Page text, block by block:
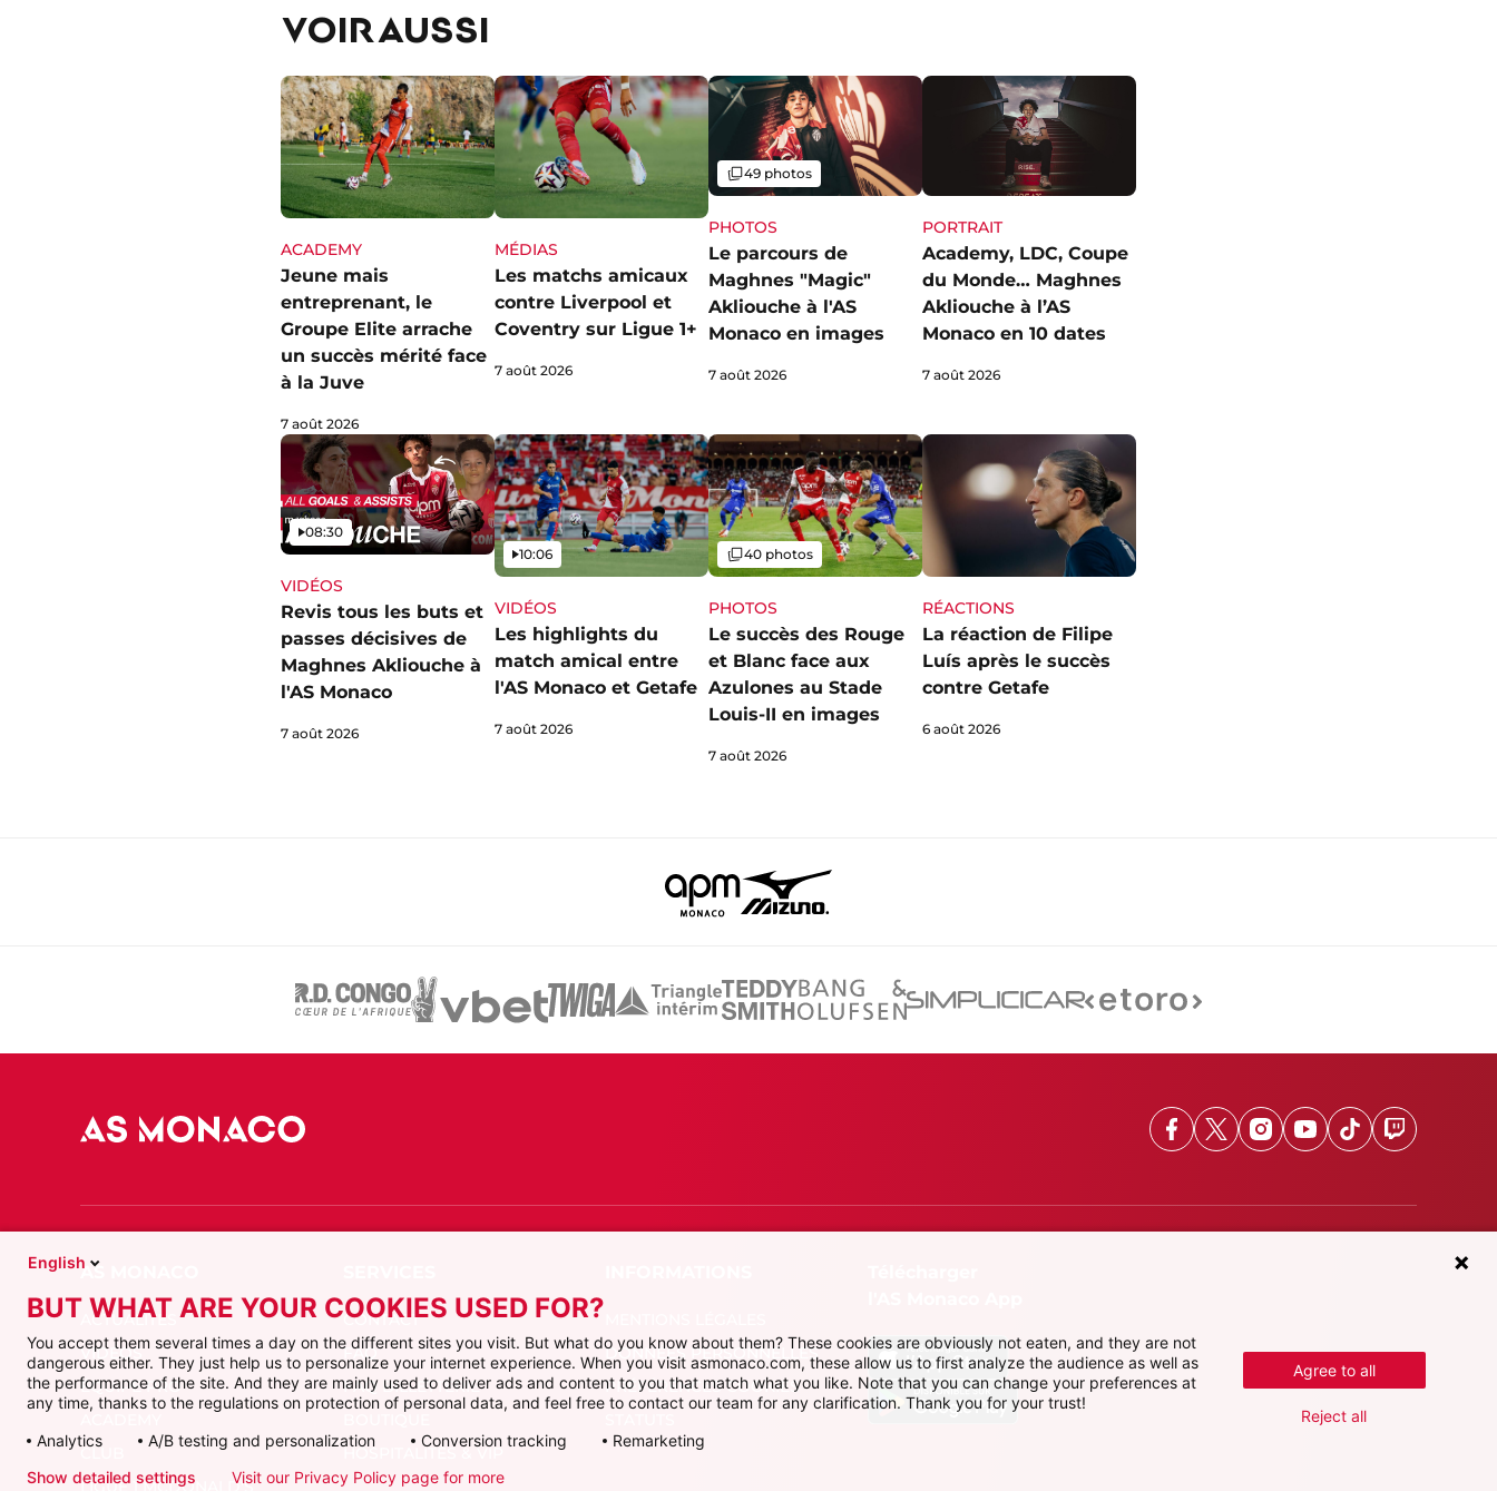
VOIR AUSSI
ACADEMY
Jeune mais
entreprenant, le
Groupe Elite arrache
un succès mérité face
à la Juve
7 août 2026
MÉDIAS
Les matchs amicaux
contre Liverpool et
Coventry sur Ligue 1+
7 août 2026
PHOTOS
Le parcours de
Maghnes "Magic"
Akliouche à l'AS
Monaco en images
Galerie
49 photos
7 août 2026
PORTRAIT
Academy, LDC, Coupe
du Monde… Maghnes
Akliouche à l’AS
Monaco en 10 dates
7 août 2026
VIDÉOS
Revis tous les buts et
passes décisives de
Maghnes Akliouche à
l'AS Monaco
Vidéo
08:30
7 août 2026
VIDÉOS
Les highlights du
match amical entre
l'AS Monaco et Getafe
Vidéo
10:06
7 août 2026
PHOTOS
Le succès des Rouge
et Blanc face aux
Azulones au Stade
Louis-II en images
Galerie
40 photos
7 août 2026
RÉACTIONS
La réaction de Filipe
Luís après le succès
contre Getafe
6 août 2026
Facebook
X Instagram
Youtube
TikTokTwitch
ACTUALITÉS
VIDÉOS
ÉQUIPE PRO
CLUB
LIGUE 1 MCDONALD'S
CONTACT
FAQ
FAQ BILLETTERIE
HOSPITALITÉS & VIP
DONNÉES PERSONNELLES
PRÉFÉRENCES COOKIES
English
BUT WHAT ARE YOUR COOKIES USED FOR?
You accept them several times a day on the different sites you visit. But what do you know about them? These cookies are obviously not eaten, and they are not
dangerous either. They just help us to personalize your internet experience. When you visit asmonaco.com, these allow us to first analyze the audience as well as
the performance of the site. And they are mainly used to deliver ads and content to you that match what you like. Note that you can change your preferences at
any time, thanks to the regulations on protection of personal data, and feel free to contact our team for any clarification. Thank you for your trust!
Analytics
A/B testing and personalization Conversion tracking Remarketing
Agree to all
Reject all
Show detailed settings Visit our Privacy Policy page for more